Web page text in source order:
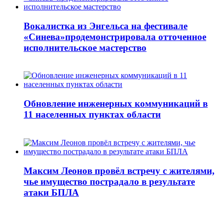
Вокалистка из Энгельса на фестивале
«Синева»продемонстрировала отточенное
исполнительское мастерство
Обновление инженерных коммуникаций в
11 населенных пунктах области
Максим Леонов провёл встречу с жителями,
чье имущество пострадало в результате
атаки БПЛА